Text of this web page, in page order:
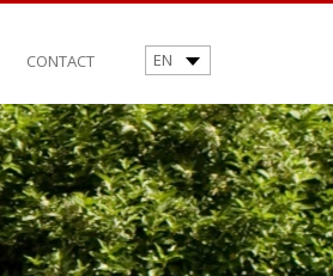
CONTACT EN